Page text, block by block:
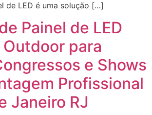
de LED é uma solução […]
Painel de LED
para
e Shows
Profissional
Janeiro RJ